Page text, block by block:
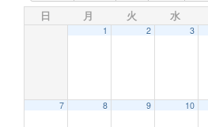
日 月 火 水
1 2 3
7 8 9 10